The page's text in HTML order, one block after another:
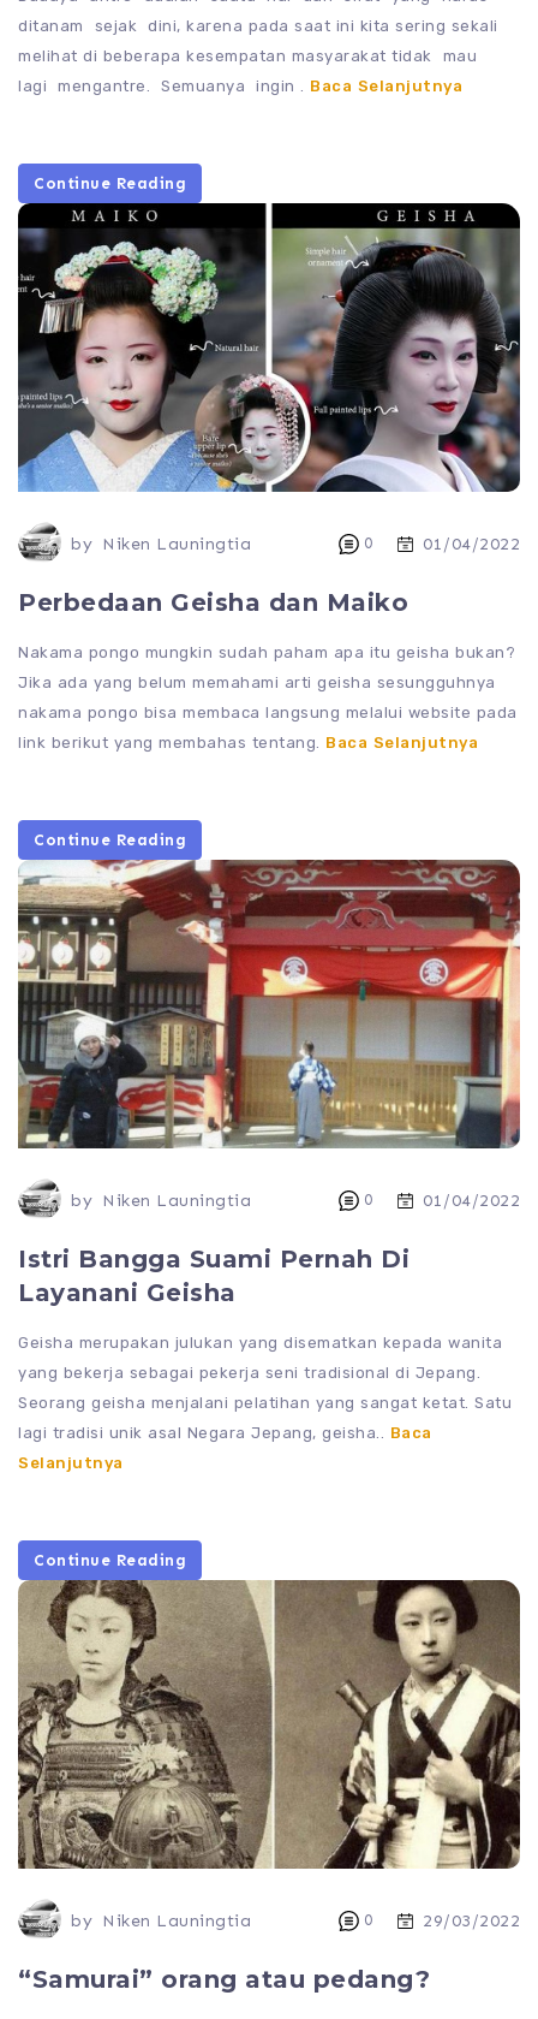
ditanam sejak dini, karena pada saat ini kita sering sekali
melihat di beberapa kesempatan masyarakat tidak mau
lagi mengantre. Semuanya ingin . Baca Selanjutnya
Continue Reading
by Niken Launingtia 0 01/04/2022
Perbedaan Geisha dan Maiko
Nakama pongo mungkin sudah paham apa itu geisha bukan?
Jika ada yang belum memahami arti geisha sesungguhnya
nakama pongo bisa membaca langsung melalui website pada
link berikut yang membahas tentang. Baca Selanjutnya
Continue Reading
by Niken Launingtia 0 01/04/2022
Istri Bangga Suami Pernah Di
Layanani Geisha
Geisha merupakan julukan yang disematkan kepada wanita
yang bekerja sebagai pekerja seni tradisional di Jepang.
Seorang geisha menjalani pelatihan yang sangat ketat. Satu
lagi tradisi unik asal Negara Jepang, geisha.. Baca
Selanjutnya
Continue Reading
by Niken Launingtia 0 29/03/2022
“Samurai” orang atau pedang?